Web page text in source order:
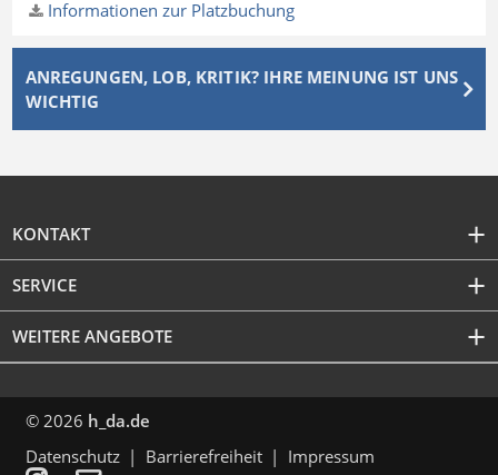
Informationen zur Platzbuchung
ANREGUNGEN, LOB, KRITIK? IHRE MEINUNG IST UNS
WICHTIG
KONTAKT
SERVICE
WEITERE ANGEBOTE
© 2026 h_da.de
Datenschutz
Barrierefreiheit Impressum